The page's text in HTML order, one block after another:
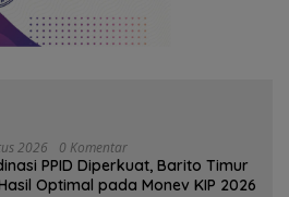
2026 0 Komentar
PPID Diperkuat, Barito Timur
Optimal pada Monev KIP 2026